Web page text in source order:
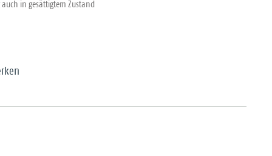
in gesättigtem Zustand